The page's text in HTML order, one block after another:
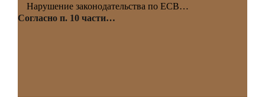
Нарушение законодательства по ЕСВ…
Согласно п. 10 части…